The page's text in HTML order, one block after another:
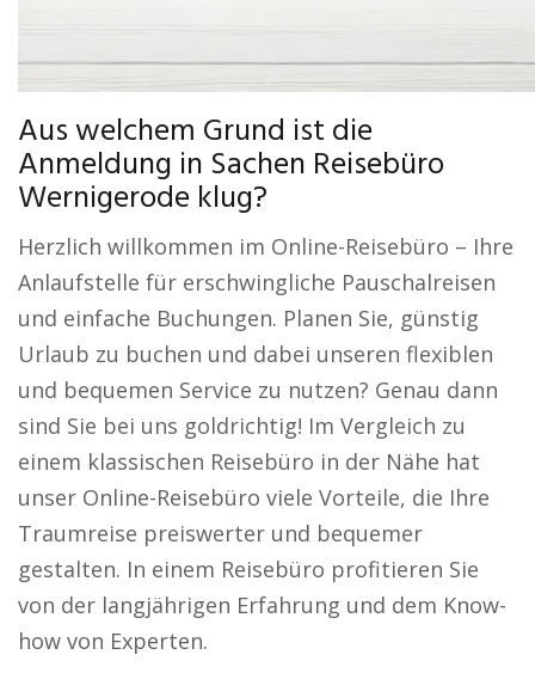
Aus welchem Grund ist die
Anmeldung in Sachen Reisebüro
Wernigerode klug?
Herzlich willkommen im Online-Reisebüro – Ihre
Anlaufstelle für erschwingliche Pauschalreisen
und einfache Buchungen. Planen Sie, günstig
Urlaub zu buchen und dabei unseren flexiblen
und bequemen Service zu nutzen? Genau dann
sind Sie bei uns goldrichtig! Im Vergleich zu
einem klassischen Reisebüro in der Nähe hat
unser Online-Reisebüro viele Vorteile, die Ihre
Traumreise preiswerter und bequemer
gestalten. In einem Reisebüro profitieren Sie
von der langjährigen Erfahrung und dem Know-
how von Experten.